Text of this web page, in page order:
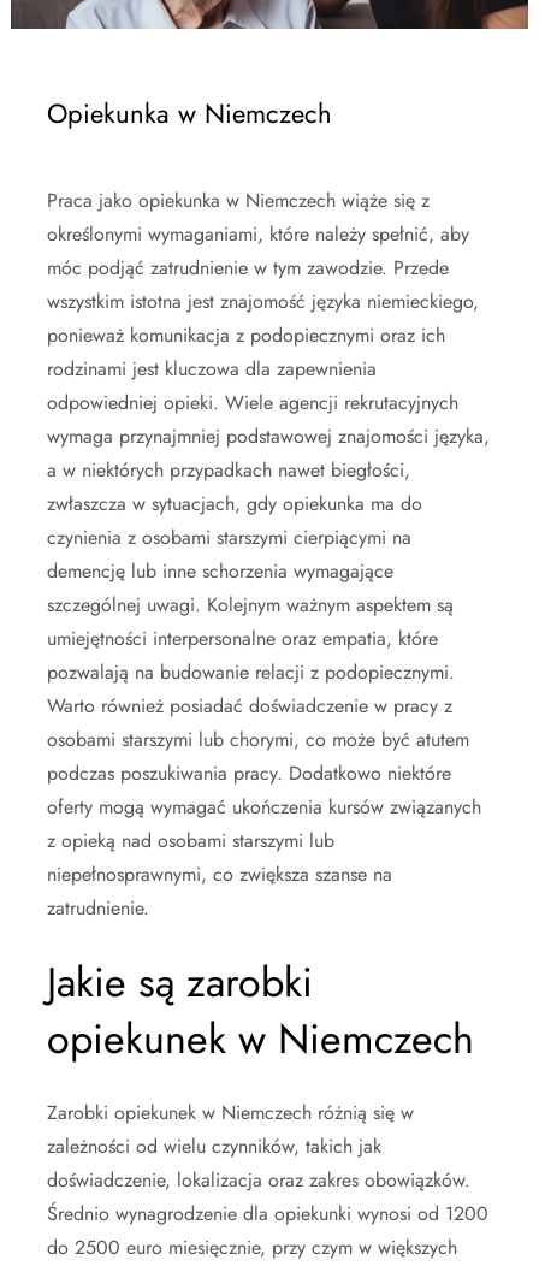
Opiekunka w Niemczech
Praca jako opiekunka w Niemczech wiąże się z
określonymi wymaganiami, które należy spełnić, aby
móc podjąć zatrudnienie w tym zawodzie. Przede
wszystkim istotna jest znajomość języka niemieckiego,
ponieważ komunikacja z podopiecznymi oraz ich
rodzinami jest kluczowa dla zapewnienia
odpowiedniej opieki. Wiele agencji rekrutacyjnych
wymaga przynajmniej podstawowej znajomości języka,
a w niektórych przypadkach nawet biegłości,
zwłaszcza w sytuacjach, gdy opiekunka ma do
czynienia z osobami starszymi cierpiącymi na
demencję lub inne schorzenia wymagające
szczególnej uwagi. Kolejnym ważnym aspektem są
umiejętności interpersonalne oraz empatia, które
pozwalają na budowanie relacji z podopiecznymi.
Warto również posiadać doświadczenie w pracy z
osobami starszymi lub chorymi, co może być atutem
podczas poszukiwania pracy. Dodatkowo niektóre
oferty mogą wymagać ukończenia kursów związanych
z opieką nad osobami starszymi lub
niepełnosprawnymi, co zwiększa szanse na
zatrudnienie.
Jakie są zarobki
opiekunek w Niemczech
Zarobki opiekunek w Niemczech różnią się w
zależności od wielu czynników, takich jak
doświadczenie, lokalizacja oraz zakres obowiązków.
Średnio wynagrodzenie dla opiekunki wynosi od 1200
do 2500 euro miesięcznie, przy czym w większych